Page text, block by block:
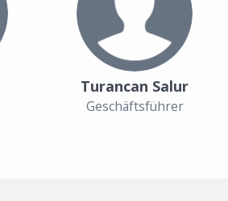
Turancan Salur
Geschäftsführer